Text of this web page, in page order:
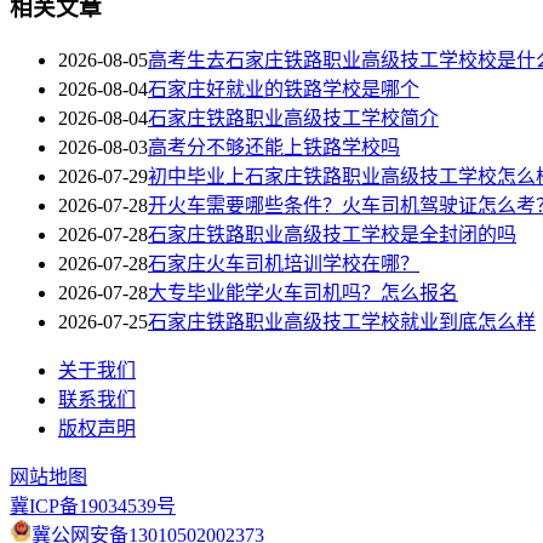
相关文章
2026-08-05高考生去石家庄铁路职业高级技工学校校是什
2026-08-04石家庄好就业的铁路学校是哪个
2026-08-04石家庄铁路职业高级技工学校简介
2026-08-03高考分不够还能上铁路学校吗
2026-07-29初中毕业上石家庄铁路职业高级技工学校怎么
2026-07-28开火车需要哪些条件？火车司机驾驶证怎么考
2026-07-28石家庄铁路职业高级技工学校是全封闭的吗
2026-07-28石家庄火车司机培训学校在哪？
2026-07-28大专毕业能学火车司机吗？怎么报名
2026-07-25石家庄铁路职业高级技工学校就业到底怎么样
关于我们
联系我们
版权声明
网站地图
冀ICP备19034539号
冀公网安备13010502002373